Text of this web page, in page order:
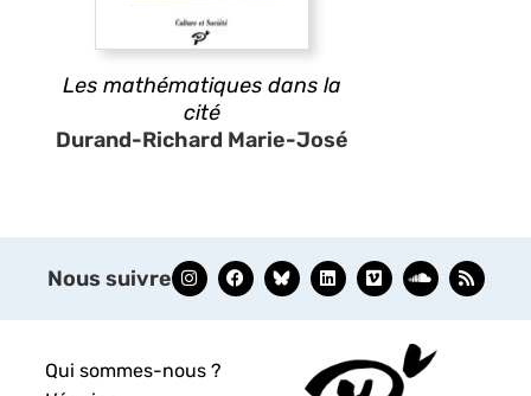
Les mathématiques dans la
cité
Durand-Richard Marie-José
Nous suivre
Qui sommes-nous ?